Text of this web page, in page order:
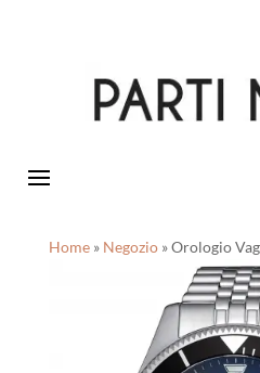
Home» Negozio»Orologio